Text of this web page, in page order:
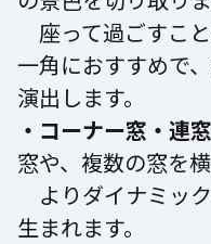
座って過ごすこ
一角におすすめで
演出します。
・コーナー窓・連
窓や、複数の窓を
よりダイナミッ
生まれます。